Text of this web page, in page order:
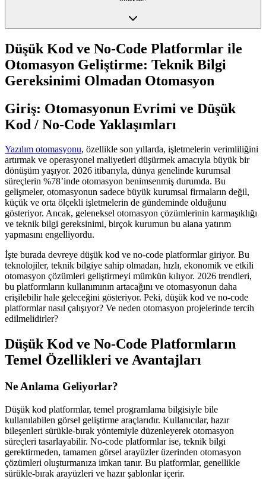
Düşük Kod ve No-Code Platformlar ile
Otomasyon Geliştirme: Teknik Bilgi
Gereksinimi Olmadan Otomasyon
Giriş: Otomasyonun Evrimi ve Düşük
Kod / No-Code Yaklaşımları
Yazılım otomasyonu, özellikle son yıllarda, işletmelerin verimliliğini
artırmak ve operasyonel maliyetleri düşürmek amacıyla büyük bir
dönüşüm yaşıyor. 2026 itibarıyla, dünya genelinde kurumsal
süreçlerin %78’inde otomasyon benimsenmiş durumda. Bu
gelişmeler, otomasyonun sadece büyük kurumsal firmaların değil,
küçük ve orta ölçekli işletmelerin de gündeminde olduğunu
gösteriyor. Ancak, geleneksel otomasyon çözümlerinin karmaşıklığı
ve teknik bilgi gereksinimi, birçok kurumun bu alana yatırım
yapmasını engelliyordu.
İşte burada devreye düşük kod ve no-code platformlar giriyor. Bu
teknolojiler, teknik bilgiye sahip olmadan, hızlı, ekonomik ve etkili
otomasyon çözümleri geliştirmeyi mümkün kılıyor. 2026 trendleri,
bu platformların kullanımının artacağını ve otomasyonun daha
erişilebilir hale geleceğini gösteriyor. Peki, düşük kod ve no-code
platformlar nasıl çalışıyor? Ve neden otomasyon projelerinde tercih
edilmelidirler?
Düşük Kod ve No-Code Platformların
Temel Özellikleri ve Avantajları
Ne Anlama Geliyorlar?
Düşük kod platformlar, temel programlama bilgisiyle bile
kullanılabilen görsel geliştirme araçlarıdır. Kullanıcılar, hazır
bileşenleri sürükle-bırak yöntemiyle düzenleyerek otomasyon
süreçleri tasarlayabilir. No-code platformlar ise, teknik bilgi
gerektirmeden, tamamen görsel arayüzler üzerinden otomasyon
çözümleri oluşturmanıza imkan tanır. Bu platformlar, genellikle
sürükle-bırak arayüzleri ve hazır şablonlar içerir.